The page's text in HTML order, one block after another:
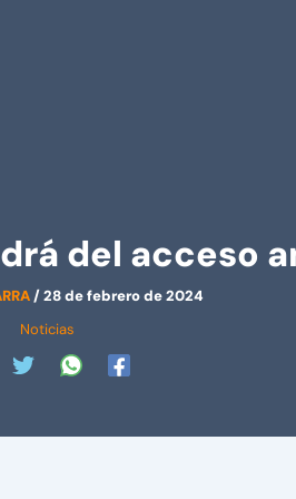
del acceso
/28 de febrero de 2024
Noticias